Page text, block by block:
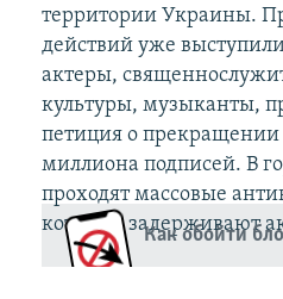
территории Украины.
действий уже
актеры,
культуры, музыканты,
петиция о прекращении
миллиона подписей. В
проходят массовые
которых задерживают
Как обойти